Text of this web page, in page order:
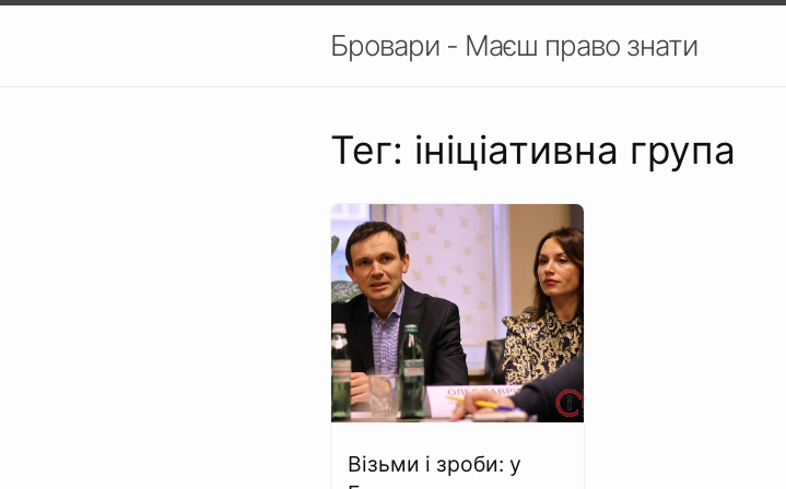
Бровари - Маєш право знати
Тег: ініціативна група
Візьми і зроби: у